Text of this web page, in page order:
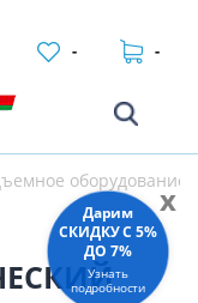
- -
оборудование
x
Дарим
СКИДКУ C 5%
ДО 7%
Узнать
подробности